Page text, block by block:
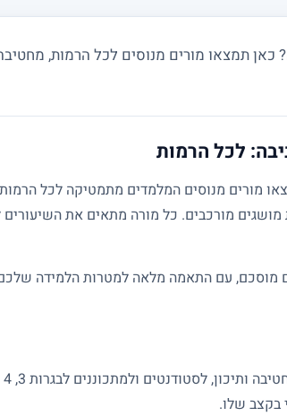
תמצאו מורים מנוסים לכל הרמות,
לכל הרמות
מושגים מורכבים. כל מורה מתאים את
מוסכם, עם התאמה מלאה למטרות הלמידה שלכם.
בקצב שלו.